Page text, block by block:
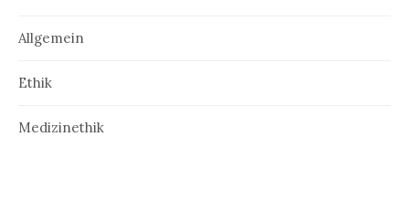
Allgemein
Ethik
Medizinethik